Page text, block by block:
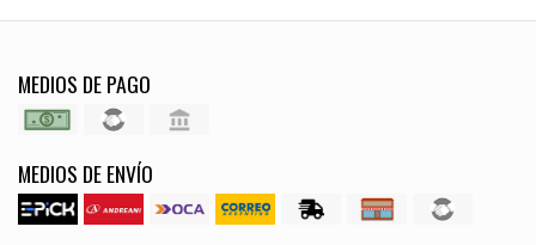
MEDIOS DE PAGO
MEDIOS DE ENVÍO